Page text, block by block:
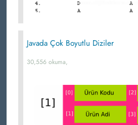
Javada Çok Boyutlu Diziler
30,556 okuma,